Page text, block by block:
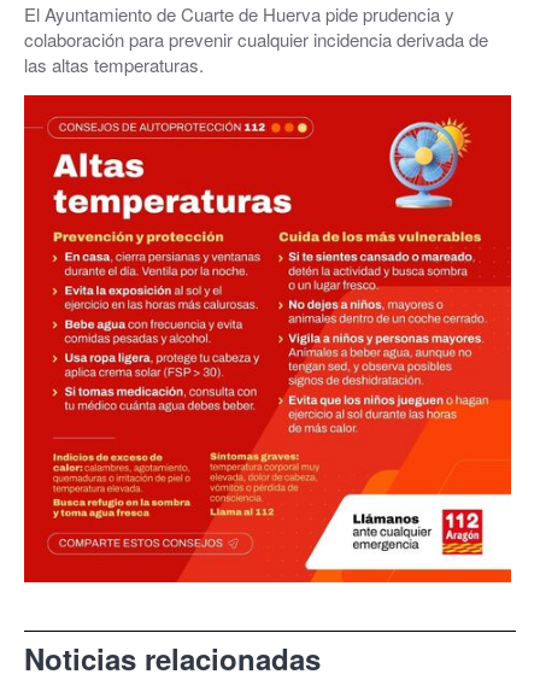
El Ayuntamiento de Cuarte de Huerva pide prudencia y
colaboración para prevenir cualquier incidencia derivada de
las altas temperaturas.
Noticias relacionadas